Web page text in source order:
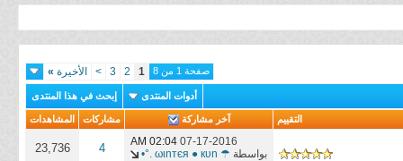
صفحة 1 من 8 1
2
3
> الأخيرة »
أدوات المنتدى إبحث في هذا المنتدى
التقييم آخر مشاركة مشاركات المشاهدات
07-17-2016
02:04 AM
بواسطة ☂ ωιnтєя ● кυn .°•
4
23,736